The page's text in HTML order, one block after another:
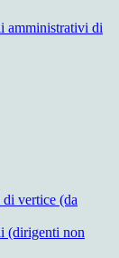
amministrativi di
vertice (da
(dirigenti non